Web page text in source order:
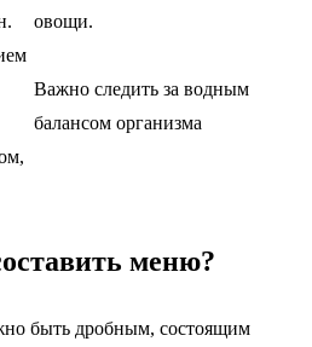
овощи.
Важно следить за водным
балансом организма
меню?
быть дробным, состоящим